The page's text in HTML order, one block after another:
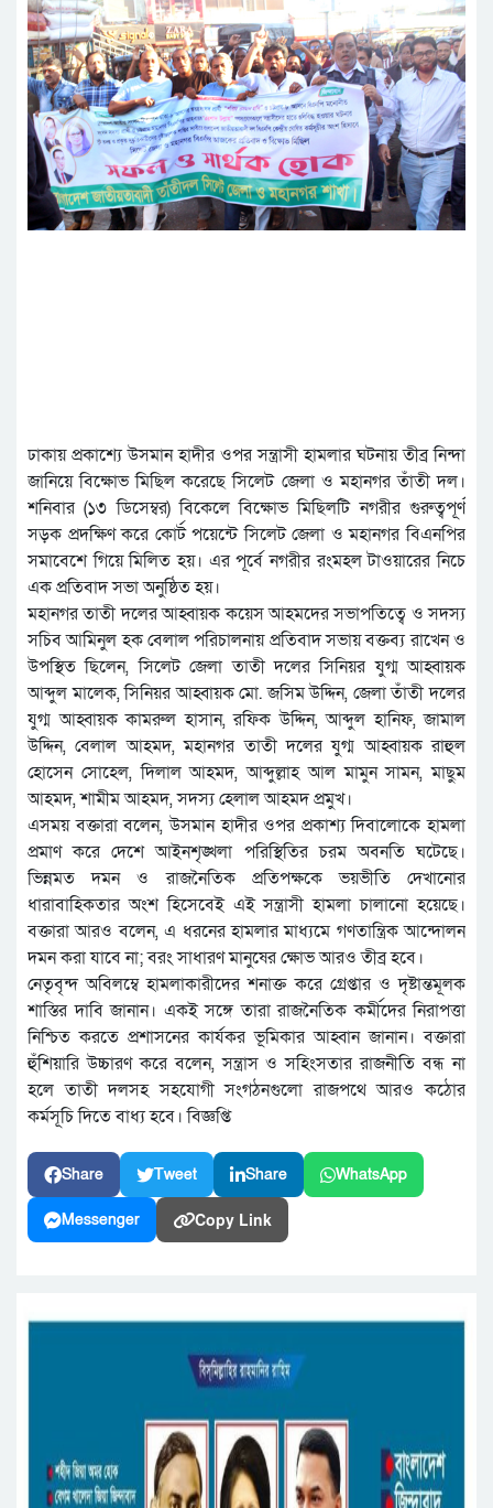
ঢাকায় প্রকাশ্যে উসমান হাদীর ওপর সন্ত্রাসী হামলার ঘটনায় তীব্র নিন্দা
জানিয়ে বিক্ষোভ মিছিল করেছে সিলেট জেলা ও মহানগর তাঁতী দল।
শনিবার (১৩ ডিসেম্বর) বিকেলে বিক্ষোভ মিছিলটি নগরীর গুরুত্বপূর্ণ
সড়ক প্রদক্ষিণ করে কোর্ট পয়েন্টে সিলেট জেলা ও মহানগর বিএনপির
সমাবেশে গিয়ে মিলিত হয়। এর পূর্বে নগরীর রংমহল টাওয়ারের নিচে
এক প্রতিবাদ সভা অনুষ্ঠিত হয়।
মহানগর তাতী দলের আহ্বায়ক কয়েস আহমদের সভাপতিত্বে ও সদস্য
সচিব আমিনুল হক বেলাল পরিচালনায় প্রতিবাদ সভায় বক্তব্য রাখেন ও
উপস্থিত ছিলেন, সিলেট জেলা তাতী দলের সিনিয়র যুগ্ম আহ্বায়ক
আব্দুল মালেক, সিনিয়র আহ্বায়ক মো. জসিম উদ্দিন, জেলা তাঁতী দলের
যুগ্ম আহ্বায়ক কামরুল হাসান, রফিক উদ্দিন, আব্দুল হানিফ, জামাল
উদ্দিন, বেলাল আহমদ, মহানগর তাতী দলের যুগ্ম আহ্বায়ক রাহুল
হোসেন সোহেল, দিলাল আহমদ, আব্দুল্লাহ আল মামুন সামন, মাছুম
আহমদ, শামীম আহমদ, সদস্য হেলাল আহমদ প্রমুখ।
এসময় বক্তারা বলেন, উসমান হাদীর ওপর প্রকাশ্য দিবালোকে হামলা
প্রমাণ করে দেশে আইনশৃঙ্খলা পরিস্থিতির চরম অবনতি ঘটেছে।
ভিন্নমত দমন ও রাজনৈতিক প্রতিপক্ষকে ভয়ভীতি দেখানোর
ধারাবাহিকতার অংশ হিসেবেই এই সন্ত্রাসী হামলা চালানো হয়েছে।
বক্তারা আরও বলেন, এ ধরনের হামলার মাধ্যমে গণতান্ত্রিক আন্দোলন
দমন করা যাবে না; বরং সাধারণ মানুষের ক্ষোভ আরও তীব্র হবে।
নেতৃবৃন্দ অবিলম্বে হামলাকারীদের শনাক্ত করে গ্রেপ্তার ও দৃষ্টান্তমূলক
শাস্তির দাবি জানান। একই সঙ্গে তারা রাজনৈতিক কর্মীদের নিরাপত্তা
নিশ্চিত করতে প্রশাসনের কার্যকর ভূমিকার আহ্বান জানান। বক্তারা
হুঁশিয়ারি উচ্চারণ করে বলেন, সন্ত্রাস ও সহিংসতার রাজনীতি বন্ধ না
হলে তাতী দলসহ সহযোগী সংগঠনগুলো রাজপথে আরও কঠোর
কর্মসূচি দিতে বাধ্য হবে। বিজ্ঞপ্তি
Share Tweet Share WhatsApp
Messenger Copy Link